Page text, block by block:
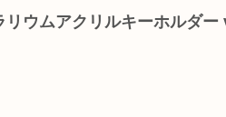
ウムアクリルキーホルダー